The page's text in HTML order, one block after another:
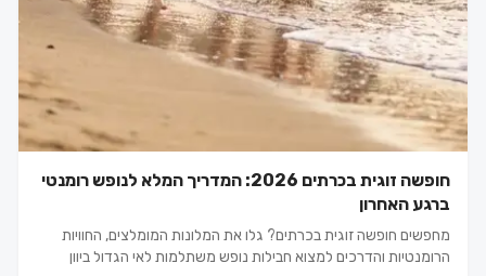
חופשה זוגית בכרתים 2026: המדריך המלא לנופש רומנטי
ברגע האחרון
מחפשים חופשה זוגית בכרתים? גלו את המלונות המומלצים, החוויות
הרומנטיות והדרכים למצוא חבילות נופש משתלמות לאי הגדול ביוון